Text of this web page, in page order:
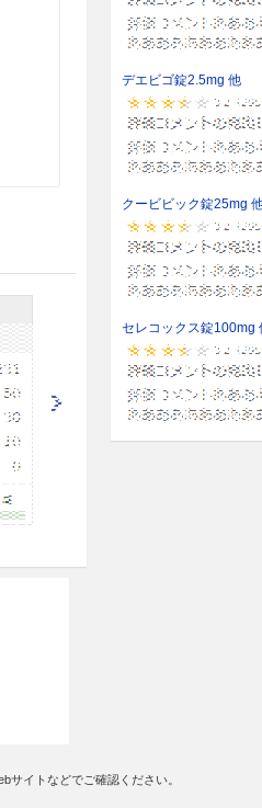
な
デエビゴ錠2.5mg 他
クービビック錠25mg
セレコックス錠100mg
サイトなどでご確認ください。